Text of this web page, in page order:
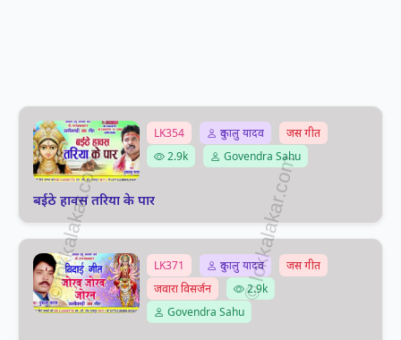
LK354 दुकालु यादव
जस गीत
2.9k
Govendra Sahu
बईठे हावस तरिया के पार
LK371 दुकालु यादव
जस गीत
जवारा विसर्जन
2.9k
Govendra Sahu